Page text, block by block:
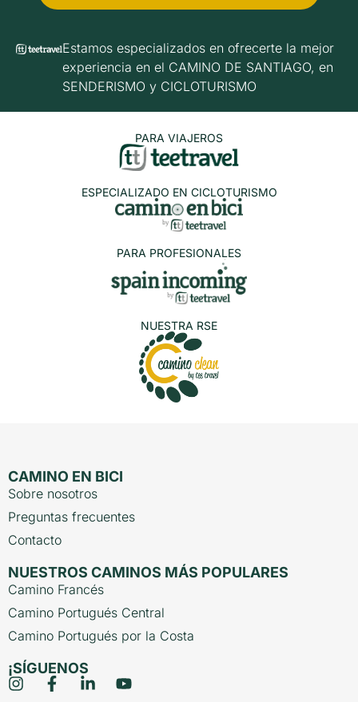
Estamos especializados en ofrecerte la mejor
experiencia en el CAMINO DE SANTIAGO, en
SENDERISMO y CICLOTURISMO
PARA VIAJEROS
ESPECIALIZADO EN CICLOTURISMO
PARA PROFESIONALES
NUESTRA RSE
CAMINO EN BICI
Sobre nosotros
Preguntas frecuentes
Contacto
NUESTROS CAMINOS MÁS POPULARES
Camino Francés
Camino Portugués Central
Camino Portugués por la Costa
¡SÍGUENOS